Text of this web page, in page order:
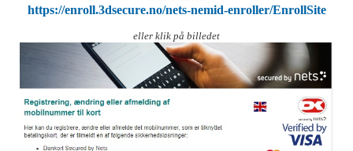
https://enroll.3dsecure.no/nets-nemid-enroller/EnrollSite
eller klik på billedet